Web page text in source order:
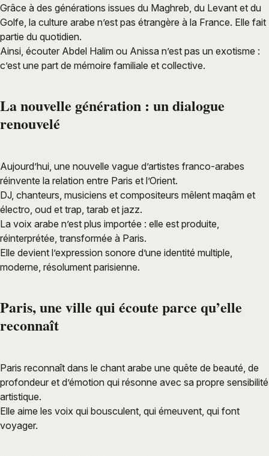
Grâce à des générations issues du Maghreb, du Levant et du
Golfe, la culture arabe n’est pas étrangère à la France. Elle fait
partie du quotidien.
Ainsi, écouter Abdel Halim ou Anissa n’est pas un exotisme :
c’est une part de mémoire familiale et collective.
La nouvelle génération : un dialogue
renouvelé
Aujourd’hui, une nouvelle vague d’artistes franco-arabes
réinvente la relation entre Paris et l’Orient.
DJ, chanteurs, musiciens et compositeurs mêlent maqâm et
électro, oud et trap, tarab et jazz.
La voix arabe n’est plus importée : elle est produite,
réinterprétée, transformée à Paris.
Elle devient l’expression sonore d’une identité multiple,
moderne, résolument parisienne.
Paris, une ville qui écoute parce qu’elle
reconnaît
Paris reconnaît dans le chant arabe une quête de beauté, de
profondeur et d’émotion qui résonne avec sa propre sensibilité
artistique.
Elle aime les voix qui bousculent, qui émeuvent, qui font
voyager.